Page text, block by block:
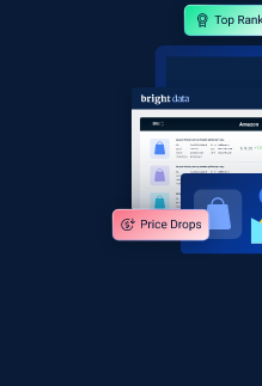
Sku, Product id,
2.1K+ 355+
Home Depot US -
specified UPC